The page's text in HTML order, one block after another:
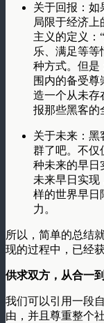
关于回报：如
局限于经济上
主义的定义：
乐、满足等
种方式。但是
围内的备受尊
造一个从未存
报那些黑客的
关于未来：黑
群了吧。不仅
种未来的早日
未来早日实现
样的世界早日
力。
所以，简单的总结
现的过程中，已经
供求双方，从合一
我们可以引用一段
由，并且尊重整个